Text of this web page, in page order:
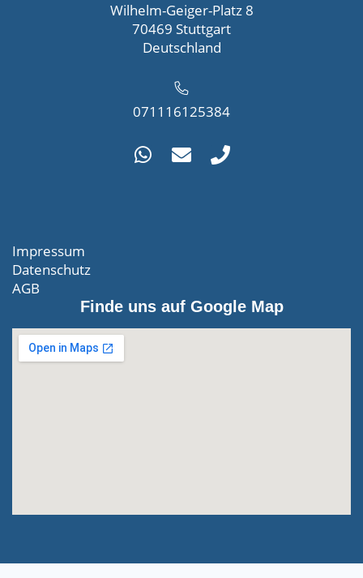
Wilhelm-Geiger-Platz 8
70469 Stuttgart
Deutschland
071116125384
Impressum
Datenschutz
AGB
Finde uns auf Google Map